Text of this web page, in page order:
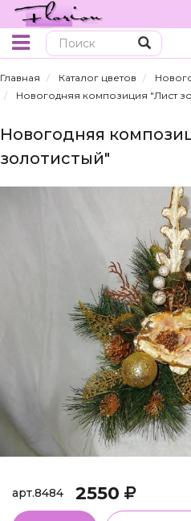
Главная Каталог цветов
Новогодняя композиция "Лист
Новогодняя
золотистый"
арт.8484 2550